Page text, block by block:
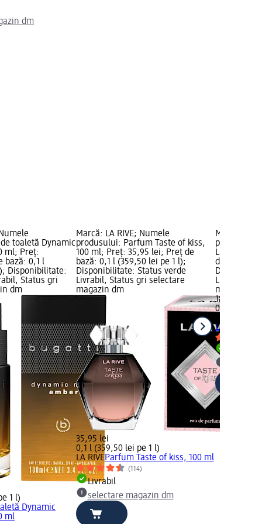
dm
toaletă Dynamic
ml; Preț:
bază: 0,1 l
Disponibilitate:
Status gri
dm
1 l)
Dynamic
ml
Marcă: LA RIVE; Numele
produsului: Parfum Taste of kiss,
100 ml; Preț: 35,95 lei; Preț de
bază: 0,1 l (359,50 lei pe 1 l);
Disponibilitate: Status verde
Livrabil, Status gri selectare
magazin dm
35,95 lei
0,1 l (359,50 lei pe 1 l)
LA RIVEParfum Taste of kiss, 100 ml
(114)
Livrabil
selectare magazin dm
Marcă: Old
produsului:
LEGEND,
de bază:
Livrabil,
magazin
18,85 lei
0,05 l
LEGEND,